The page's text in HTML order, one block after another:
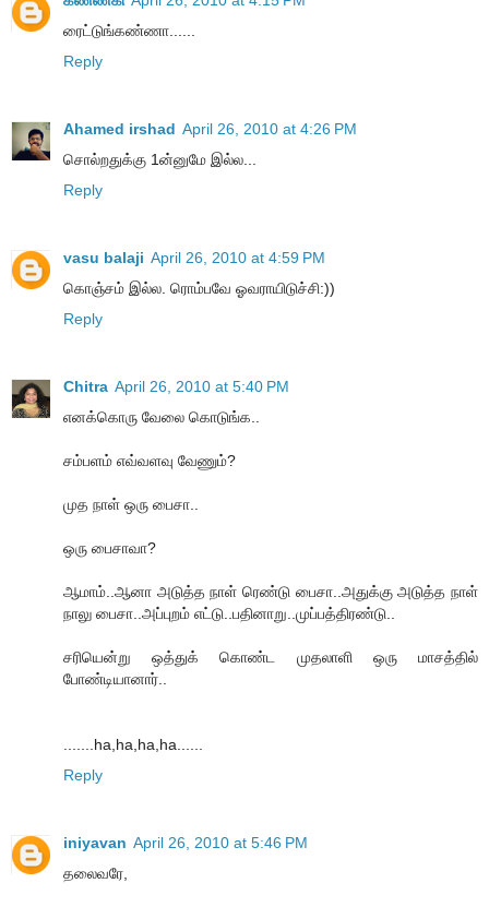
ரைட்டுங்கண்ணா......
Reply
Ahamed irshad April 26, 2010 at 4:26 PM
சொல்றதுக்கு 1ன்னுமே இல்ல...
Reply
vasu balaji April 26, 2010 at 4:59 PM
கொஞ்சம் இல்ல. ரொம்பவே ஓவராயிடுச்சி:))
Reply
Chitra April 26, 2010 at 5:40 PM
எனக்கொரு வேலை கொடுங்க..
சம்பளம் எவ்வளவு வேணும்?
முத நாள் ஒரு பைசா..
ஒரு பைசாவா?
ஆமாம்..ஆனா அடுத்த நாள் ரெண்டு பைசா..அதுக்கு அடுத்த நாள்
நாலு பைசா..அப்புறம் எட்டு..பதினாறு..முப்பத்திரண்டு..
சரியென்று ஒத்துக் கொண்ட முதலாளி ஒரு மாசத்தில்
போண்டியானார்..
.......ha,ha,ha,ha......
Reply
iniyavan April 26, 2010 at 5:46 PM
தலைவரே,